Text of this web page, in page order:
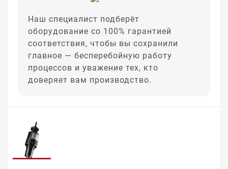
Наш специалист подберёт
оборудование со 100% гарантией
соответствия, чтобы вы сохранили
главное — бесперебойную работу
процессов и уважение тех, кто
доверяет вам производство.